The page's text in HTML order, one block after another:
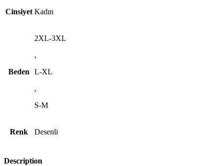
Cinsiyet Kadın
Beden
2XL-3XL
,
L-XL
,
S-M
Renk Desenli
Description